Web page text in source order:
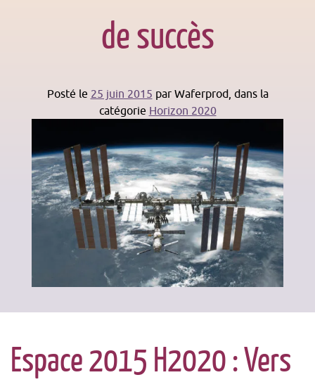
de succès
Posté le 25 juin 2015 par Waferprod, dans la
catégorie Horizon 2020
Espace 2015 H2020 : Vers